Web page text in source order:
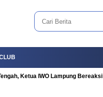
Ketua IWO Lampung Bereaksi